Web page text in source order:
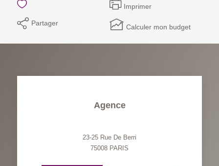
Imprimer
Partager Calculer mon budget
Agence
23-25 Rue De Berri
75008 PARIS